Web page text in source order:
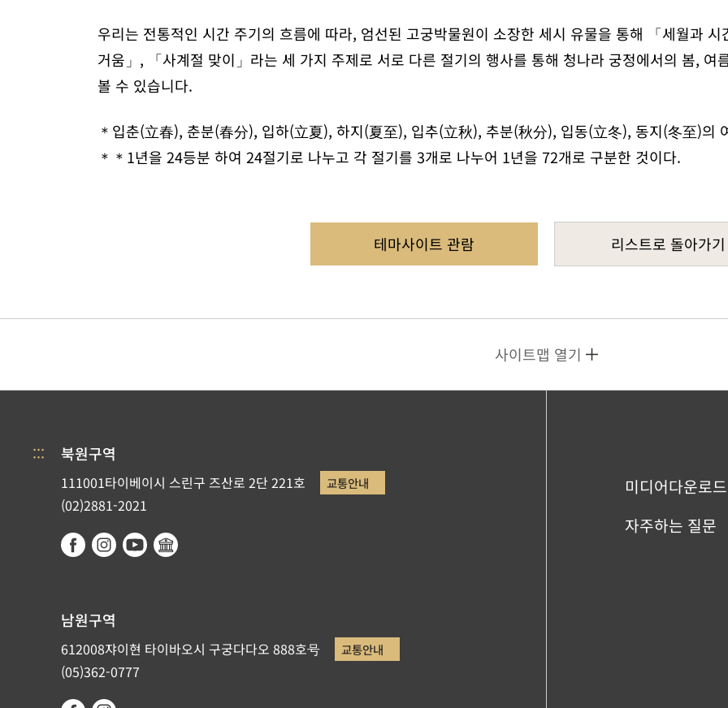
우리는 전통적인 시간 주기의 흐름에 따라, 엄선된 고궁박물원이 소장한 세시 유물을 통해 「세월과
거움」, 「사계절 맞이」라는 세 가지 주제로 서로 다른 절기의 행사를 통해 청나라 궁정에서의 봄, 여
볼 수 있습니다.
＊입춘(立春), 춘분(春分), 입하(立夏), 하지(夏至), 입추(立秋), 추분(秋分), 입동(立冬), 동지(冬至)의
＊＊1년을 24등분 하여 24절기로 나누고 각 절기를 3개로 나누어 1년을 72개로 구분한 것이다.
테마사이트 관람 리스트로 돌아가기
사이트맵 열기
::: 북원구역
111001타이베이시 스린구 즈산로 2단 221호 교통안내
(02)2881-2021
남원구역
612008쟈이현 타이바오시 구궁다다오 888호号 교통안내
(05)362-0777
미디어다운로드
자주하는 질문